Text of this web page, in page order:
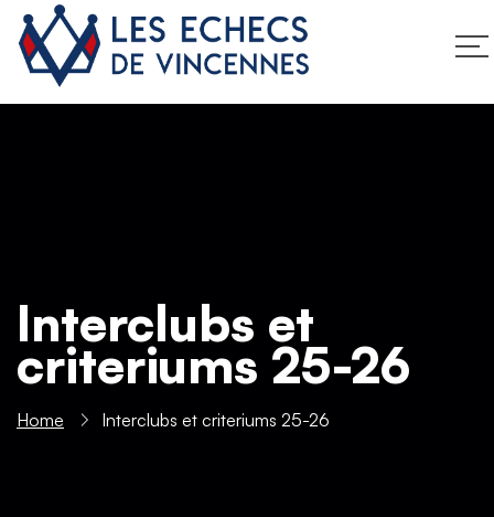
Interclubs et
criteriums 25-26
Home Interclubs et criteriums 25-26